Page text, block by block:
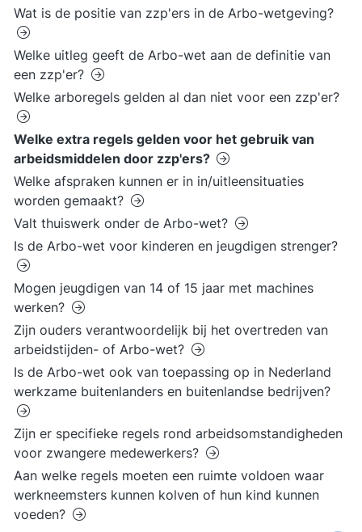
Wat is de positie van zzp'ers in de Arbo-wetgeving?
Welke uitleg geeft de Arbo-wet aan de definitie van
een zzp'er?
Welke arboregels gelden al dan niet voor een zzp'er?
Welke extra regels gelden voor het gebruik van
arbeidsmiddelen door zzp'ers?
Welke afspraken kunnen er in in/uitleensituaties
worden gemaakt?
Valt thuiswerk onder de Arbo-wet?
Is de Arbo-wet voor kinderen en jeugdigen strenger?
Mogen jeugdigen van 14 of 15 jaar met machines
werken?
Zijn ouders verantwoordelijk bij het overtreden van
arbeidstijden- of Arbo-wet?
Is de Arbo-wet ook van toepassing op in Nederland
werkzame buitenlanders en buitenlandse bedrijven?
Zijn er specifieke regels rond arbeidsomstandigheden
voor zwangere medewerkers?
Aan welke regels moeten een ruimte voldoen waar
werkneemsters kunnen kolven of hun kind kunnen
voeden?